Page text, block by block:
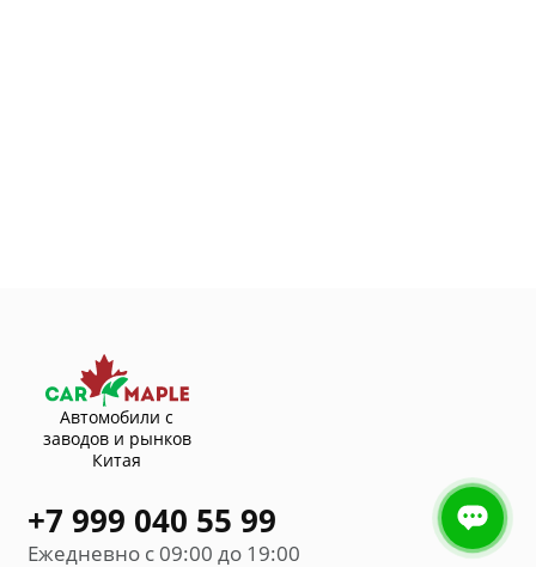
Автомобили с
заводов и рынков
Китая
+7 999 040 55 99
Ежедневно с 09:00 до 19:00